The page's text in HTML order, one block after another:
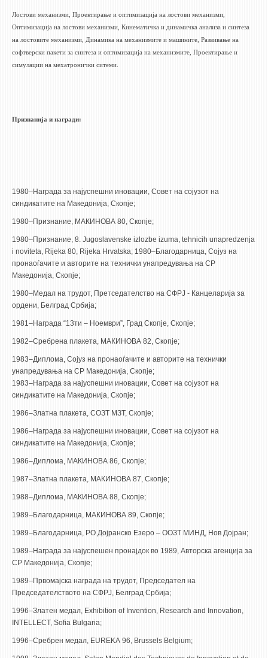
ПРАКСИ
Лостови механизми, Проектирање и оптимизација на лостови механизми,
Оптимизација на лостови механизми, Кинематичка и динамичка анализа и синтеза
на лостовите механизми, Динамика на механизмите и машините, Развивање на
софтверски пакети за синтеза и оптимизација на механизмите, Проектирање и
симулации на мехатронички ситеми.
Признанија и награди:
1980–Награда за најуспешни иновации, Совет на сојузот на
синдикатите на Македонија, Скопје;
1980–Признание, МАКИНОВА 80, Скопје;
1980–Признание, 8. Jugoslavenske izlozbe izuma, tehnicih unapredzenja
i noviteta, Rijeka 80, Rijeka Hrvatska; 1980–Благодарница, Сојуз на
пронаоѓачите и авторите на технички унапредувања на СР
Македонија, Скопје;
1980–Медал на трудот, Претседателство на СФРЈ - Канцеларија за
ордени, Белград Србија;
1981–Награда “13ти – Ноември”, Град Скопје, Скопје;
1982–Сребрена плакета, МАКИНОВА 82, Скопје;
1983–Диплома, Сојуз на пронаоѓачите и авторите на технички
унапредувања на СР Македонија, Скопје;
1983–Награда за најуспешни иновации, Совет на сојузот на
синдикатите на Македонија, Скопје;
1986–Златна плакета, СОЗТ МЗТ, Скопје;
1986–Награда за најуспешни иновации, Совет на сојузот на
синдикатите на Македонија, Скопје;
1986–Диплома, МАКИНОВА 86, Скопје;
1987–Златна плакета, МАКИНОВА 87, Скопје;
1988–Диплома, МАКИНОВА 88, Скопје;
1989–Благодарница, МАКИНОВА 89, Скопје;
1989–Благодарница, РО Дојранско Езеро – ООЗТ МИНД, Нов Дојран;
1989–Награда за најуспешен пронајдок во 1989, Авторска агенција за
СР Македонија, Скопје;
1989–Првомајска награда на трудот, Председател на
Председателството на СФРЈ, Белград Србија;
1996–Златен медал, Exhibition of Invention, Research and Innovation,
INTELLECT, Sofia Bulgaria;
1996–Сребрен медал, EUREKA 96, Brussels Belgium;